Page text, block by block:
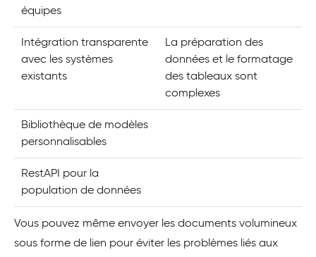
équipes
Intégration transparente
avec les systèmes
existants
La préparation des
données et le formatage
des tableaux sont
complexes
Bibliothèque de modèles
personnalisables
RestAPI pour la
population de données
Vous pouvez même envoyer les documents volumineux
sous forme de lien pour éviter les problèmes liés aux